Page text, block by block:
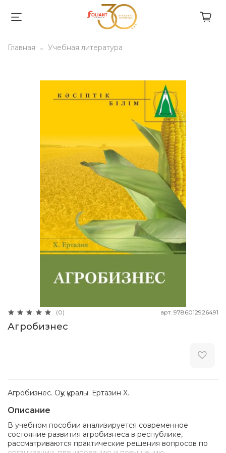
Главная Учебная литература
(0) арт. 9786012926491
Агробизнес
Агробизнес. Оқу құралы. Ертазин Х.
Описание
В учебном пособии анализируется современное
состояние развития агробизнеса в республике,
рассматриваются практические решения вопросов по